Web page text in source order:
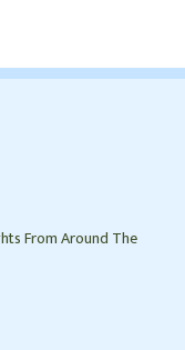
From Around The